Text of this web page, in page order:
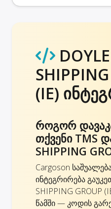
DOYLE
(IE)
როგორ
თქვენი TMS
SHIPPING
Cargoson
ინტეგრირება
SHIPPING GROUP
წამში — კოდის